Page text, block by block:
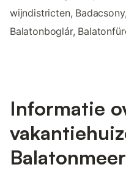
wijndistricten,
Balatonboglár,
Informatie
Balatonmeer